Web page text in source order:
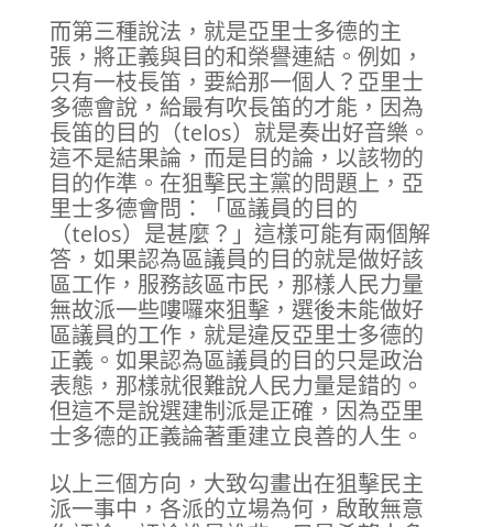
而第三種說法，就是亞里士多德的主
張，將正義與目的和榮譽連結。例如，
只有一枝長笛，要給那一個人？亞里士
多德會說，給最有吹長笛的才能，因為
長笛的目的（telos）就是奏出好音樂。
這不是結果論，而是目的論，以該物的
目的作準。在狙擊民主黨的問題上，亞
里士多德會問：「區議員的目的
（telos）是甚麼？」這樣可能有兩個解
答，如果認為區議員的目的就是做好該
區工作，服務該區市民，那樣人民力量
無故派一些嘍囉來狙擊，選後未能做好
區議員的工作，就是違反亞里士多德的
正義。如果認為區議員的目的只是政治
表態，那樣就很難說人民力量是錯的。
但這不是說選建制派是正確，因為亞里
士多德的正義論著重建立良善的人生。
以上三個方向，大致勾畫出在狙擊民主
派一事中，各派的立場為何，啟敢無意